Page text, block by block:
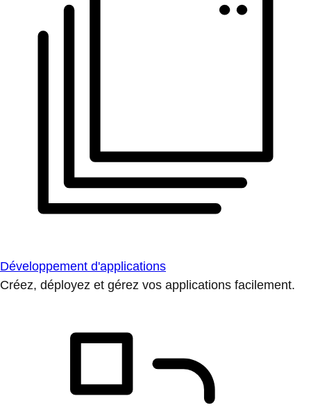
Développement d'applications
Créez, déployez et gérez vos applications facilement.